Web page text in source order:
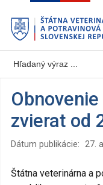
hlavný
obsah
zvierat od
Dátum publikácie: 27.
Štátna veterinárna a